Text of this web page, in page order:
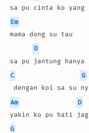
sa pu cinta ko yang
Em
mama dong su tau
D
sa pu jantung hanya
C
G
dengan koi sa su
Am
D
yakin ko pu hati
G